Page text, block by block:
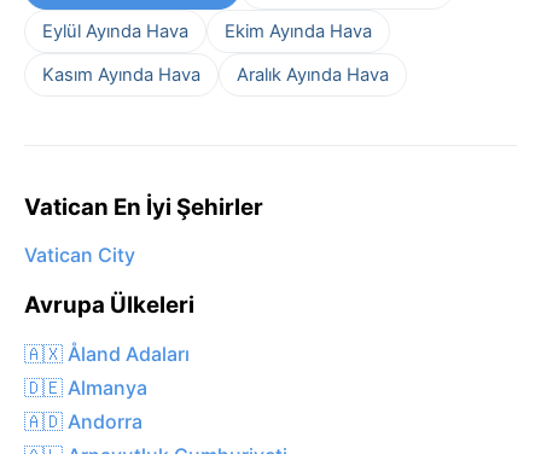
Eylül Ayında Hava
Ekim Ayında Hava
Kasım Ayında Hava
Aralık Ayında Hava
Vatican En İyi Şehirler
Vatican City
Avrupa Ülkeleri
🇦🇽 Åland Adaları
🇩🇪 Almanya
🇦🇩 Andorra